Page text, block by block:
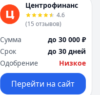
К
Казань
Кемерово
Краснодар
Красноярск
Курск
К
Казань
Кемерово
Киров
Краснодар
Красноярск
Курск
Центрофинанс
4.6
(15 отзывов)
Сумма
до 30 000 ₽
Срок
до 30 дней
Одобрение
Низкое
Перейти на сайт